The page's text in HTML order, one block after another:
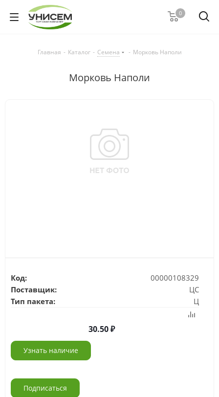
0
Главная - Каталог - Семена - Морковь Наполи
Морковь Наполи
Код:
00000108329
Поставщик:
ЦС
Тип пакета:
Ц
30.50
Узнать наличие
Подписаться